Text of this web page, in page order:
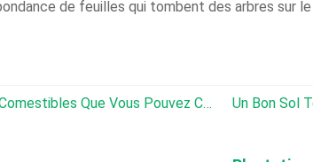
de feuilles qui tombent des arbres sur
5 Cactus Et Plantes Succulentes Comestibles Que Vous Pouvez Cultiver À L'intérieur Un Bon Sol